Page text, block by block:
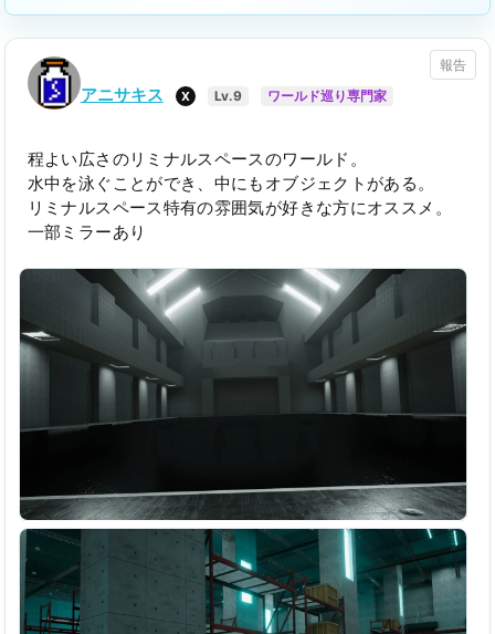
報告
アニサキス X Lv.9 ワールド巡り専門家
程よい広さのリミナルスペースのワールド。
水中を泳ぐことができ、中にもオブジェクトがある。
リミナルスペース特有の雰囲気が好きな方にオススメ。
一部ミラーあり